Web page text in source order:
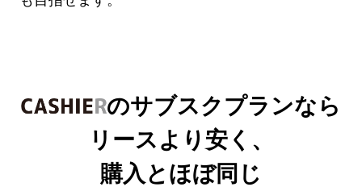
のサブスクプランなら
リースより安く、
購入とほぼ同じ